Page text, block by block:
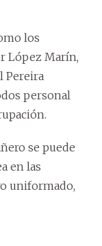
los
López Marín,
Pereira
personal
se puede
en las
uniformado,